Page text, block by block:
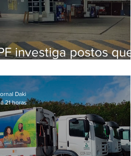
investiga postos que
de secretário
em 2020
Daki
21 horas